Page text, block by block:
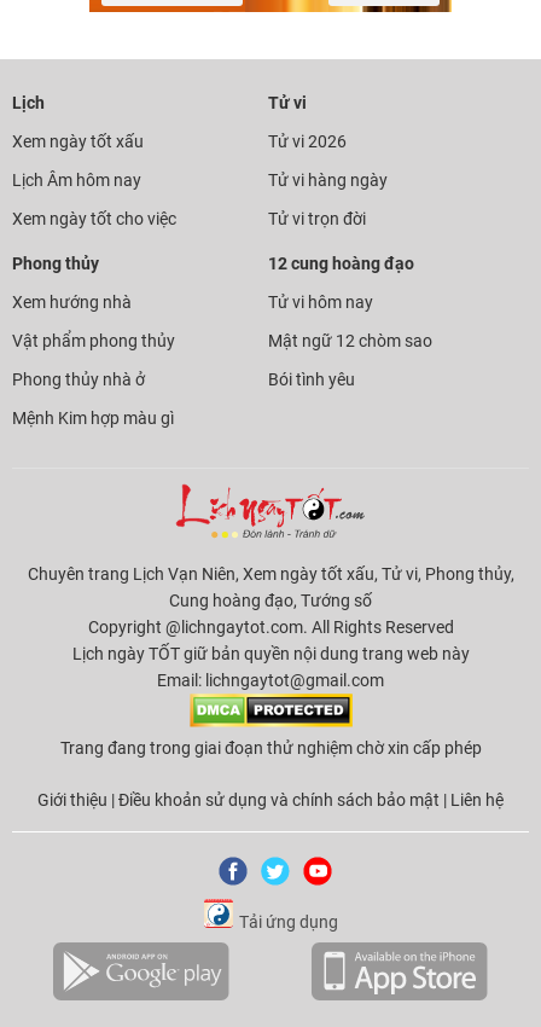
Lịch
Xem ngày tốt xấu
Lịch Âm hôm nay
Xem ngày tốt cho việc
Tử vi
Tử vi 2026
Tử vi hàng ngày
Tử vi trọn đời
Phong thủy
Xem hướng nhà
Vật phẩm phong thủy
Phong thủy nhà ở
Mệnh Kim hợp màu gì
12 cung hoàng đạo
Tử vi hôm nay
Mật ngữ 12 chòm sao
Bói tình yêu
Chuyên trang Lịch Vạn Niên, Xem ngày tốt xấu, Tử vi, Phong thủy,
Cung hoàng đạo, Tướng số
Copyright @lichngaytot.com. All Rights Reserved
Lịch ngày TỐT giữ bản quyền nội dung trang web này
Email: lichngaytot@gmail.com
Trang đang trong giai đoạn thử nghiệm chờ xin cấp phép
Giới thiệu |Điều khoản sử dụng và chính sách bảo mật | Liên hệ
Tải ứng dụng